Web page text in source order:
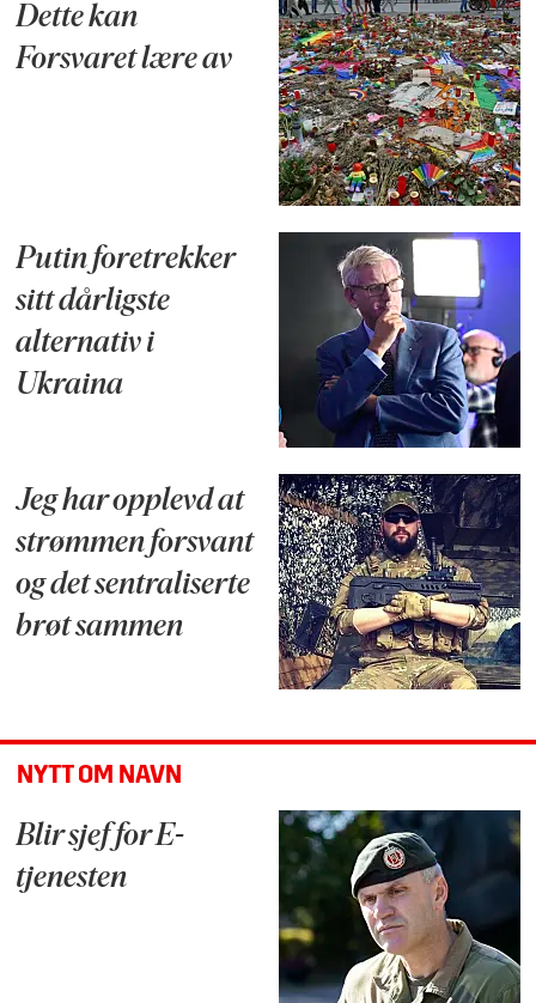
Dette kan
Forsvaret lære av
Putin foretrekker
sitt dårligste
alternativ i
Ukraina
Jeg har opplevd at
strømmen forsvant
og det sentraliserte
brøt sammen
NYTT OM NAVN
Blir sjef for E-
tjenesten